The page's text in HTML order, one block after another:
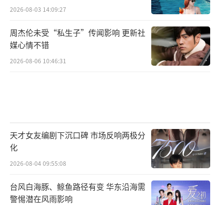
2026-08-03 14:09:27
周杰伦未受“私生子”传闻影响 更新社
媒心情不错
2026-08-06 10:46:31
天才女友编剧下沉口碑 市场反响两极分
化
2026-08-04 09:55:08
台风白海豚、鲸鱼路径有变 华东沿海需
警惕潜在风雨影响